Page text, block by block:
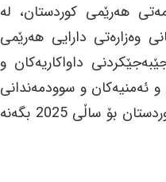
و ئابووریی حکوومەتی هەرێمی کوردستان، لە
تەکنیکییەکانی وەزارەتی دارایی هەرێمی
داواکاریەکان و
ئەمنیەکان و سوودمەندانی
چاودێریی کۆمەڵایەتی، دواجار توانرا هەردوولا لەسەر شایستەکانی مووچەخۆرانی هەرێمی کوردستان بۆ ساڵی 2025 بگەنە